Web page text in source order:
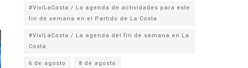
#VivíLaCosta / La agenda de actividades para este
fin de semana en el Partido de La Costa
#VivíLaCosta / La agenda del fin de semana en La
Costa
6 de agosto
8 de agosto